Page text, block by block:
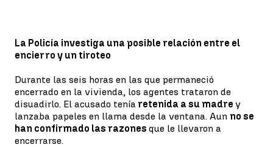
La Policía investiga una posible relación entre el
encierro y un tiroteo
Durante las seis horas en las que permaneció
encerrado en la vivienda, los agentes trataron de
disuadirlo. El acusado tenía retenida a su madre y
lanzaba papeles en llama desde la ventana. Aun no se
han confirmado las razones que le llevaron a
encerrarse.